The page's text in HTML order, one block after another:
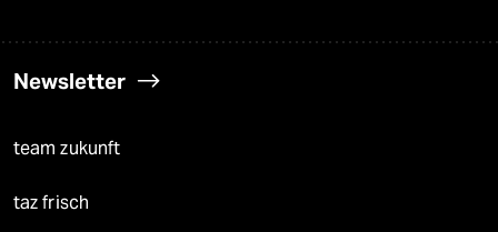
Newsletter
team zukunft
taz frisch